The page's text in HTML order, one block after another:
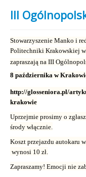
III
Stowarzyszenie Manko i
Politechniki Krakowskiej
zapraszają na III
8 października w
http://glosseniora.pl/
krakowie
Uprzejmie prosimy o
środy włącznie.
Koszt przejazdu autokaru
wynosi 10 zł.
Zapraszamy! Emocji nie